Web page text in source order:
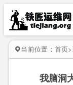
当前位置： 首页>
我脑洞